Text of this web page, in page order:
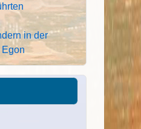
in der